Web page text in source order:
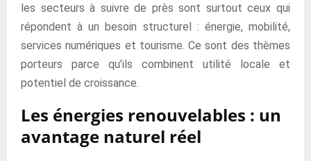
les secteurs à suivre de près sont surtout ceux qui
répondent à un besoin structurel : énergie, mobilité,
services numériques et tourisme. Ce sont des thèmes
porteurs parce qu’ils combinent utilité locale et
potentiel de croissance.
Les énergies renouvelables : un
avantage naturel réel